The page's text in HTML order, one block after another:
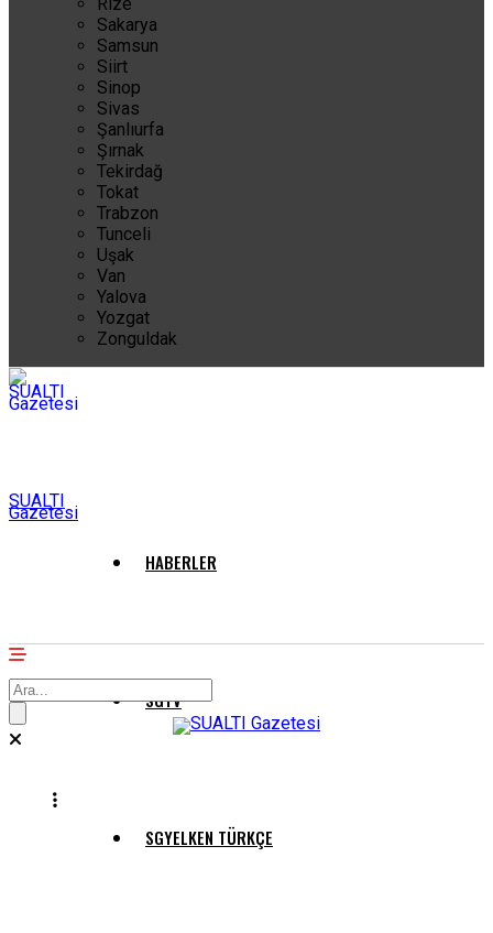
Sakarya
Samsun
Siirt
Sinop
Sivas
Şanlıurfa
Şırnak
Tekirdağ
Tokat
Trabzon
Tunceli
Uşak
Van
Yalova
Yozgat
Zonguldak
SUALTI
Gazetesi
HABERLER
SGTV
SGYELKEN TÜRKÇE